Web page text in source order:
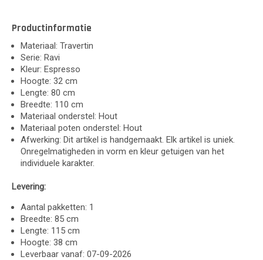
Productinformatie
Materiaal: Travertin
Serie: Ravi
Kleur: Espresso
Hoogte: 32 cm
Lengte: 80 cm
Breedte: 110 cm
Materiaal onderstel: Hout
Materiaal poten onderstel: Hout
Afwerking: Dit artikel is handgemaakt. Elk artikel is uniek.
Onregelmatigheden in vorm en kleur getuigen van het
individuele karakter.
Levering:
Aantal pakketten: 1
Breedte: 85 cm
Lengte: 115 cm
Hoogte: 38 cm
Leverbaar vanaf: 07-09-2026